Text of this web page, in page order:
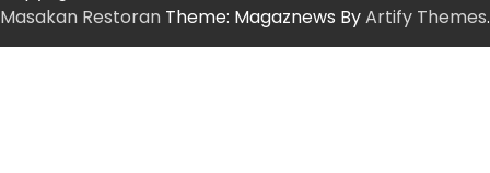
Masakan Restoran Theme: Magaznews ByArtify Themes.